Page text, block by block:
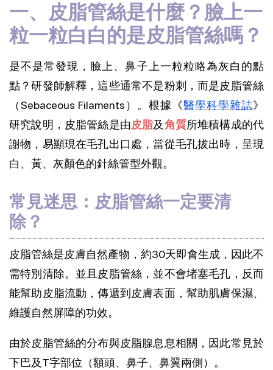
一、皮脂管絲是什麼？臉上一
粒一粒白白的是皮脂管絲嗎？
是不是常發現，臉上、鼻子上一粒粒略為灰白的點
點？研發師解釋，這些通常不是粉刺，而是皮脂管絲
（Sebaceous Filaments）。根據《醫學科學雜誌》
研究說明，皮脂管絲是由皮脂及角質所堆積構成的代
謝物，易顯現在毛孔出口處，當從毛孔拔出時，呈現
白、黃、灰顏色的針絲管型外觀。
常見迷思：皮脂管絲一定要清
除？
皮脂管絲是皮膚自然產物，約30天即會生成，因此不
需特別清除。並且皮脂管絲，並不會堵塞毛孔，反而
能幫助皮脂流動，傳遞到皮膚表面，幫助肌膚保濕、
維護自然屏障的功效。
由於皮脂管絲的分布與皮脂腺息息相關，因此常見於
下巴及T字部位（額頭、鼻子、鼻翼兩側）。